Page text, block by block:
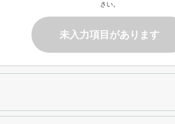
さい。
未入力項目があります